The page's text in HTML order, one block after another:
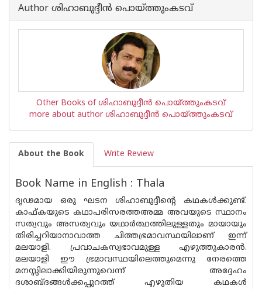
Book
Author ശിഹാബുദ്ദീന്‍ പൊയ്ത്തുംകടവ്
Other Books of ശിഹാബുദ്ദീന്‍ പൊയ്ത്തുംകടവ്
more about author ശിഹാബുദ്ദീന്‍ പൊയ്ത്തുംകടവ്
About the Book Write Review
Book Name in English : Thala
ദൃഢമായ ഒരു ഘടന ശിഹാബുദ്ദീന്റെ കഥകള്‍ക്കുണ്ട്.
കാഫ്കയുടെ കഥാപരിസരത്തഅമ്മ അവയുടെ സ്ഥാനം
സത്യവും അസത്യവും യഥാര്‍ത്ഥത്തിലുള്ളതും മായായും
തിരിച്ചറിയാനാവാത്ത ചിത്തഭ്രമാവസ്ഥയിലാണ് ഇന്ന്
മലയാളി. പ്രവാചകസ്വഭാവമുള്ള എഴുത്തുകാരന്‍.
മലയാളി ഈ ഭ്രമാവസ്ഥയിലെത്തുമെന്നു നേരത്തെ
മനസ്സിലാക്കിയിരുന്നുവെന്ന് അദ്ദേഹം
ദശാബ്ദങ്ങള്‍ക്കപ്പുറത്ത് എഴുതിയ കഥകള്‍